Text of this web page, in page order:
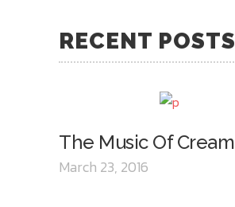
RECENT POSTS
The Music Of Cream
March 23, 2016